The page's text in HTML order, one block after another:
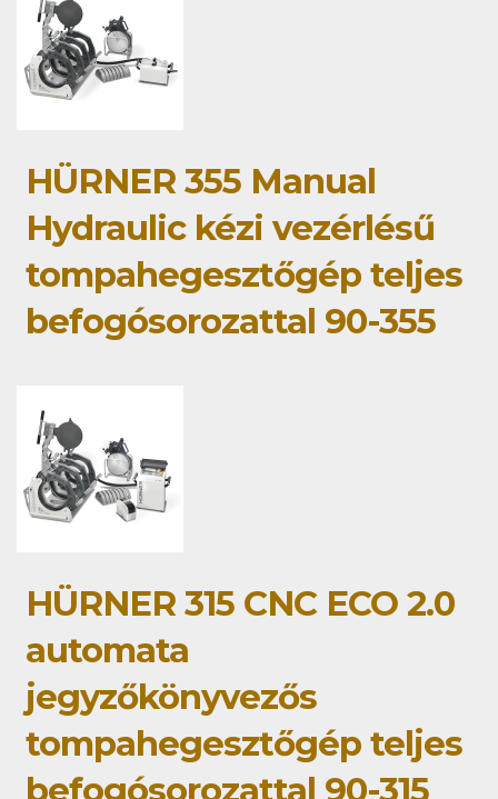
HÜRNER 355 Manual
Hydraulic kézi vezérlésű
tompahegesztőgép teljes
befogósorozattal 90-355
HÜRNER 315 CNC ECO 2.0
automata
jegyzőkönyvezős
tompahegesztőgép teljes
befogósorozattal 90-315